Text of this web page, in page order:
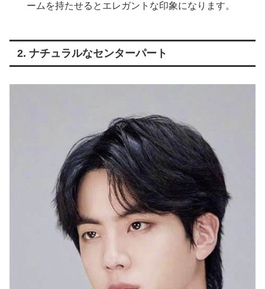
ームを持たせるとエレガントな印象になります。
2. ナチュラルなセンターパート